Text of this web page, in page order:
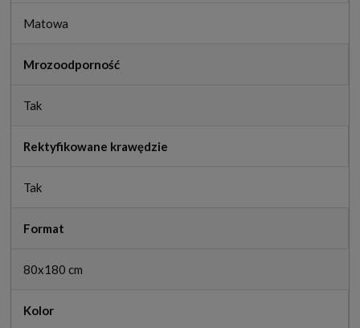
Matowa
Mrozoodporność
Tak
Rektyfikowane krawędzie
Tak
Format
80x180 cm
Kolor